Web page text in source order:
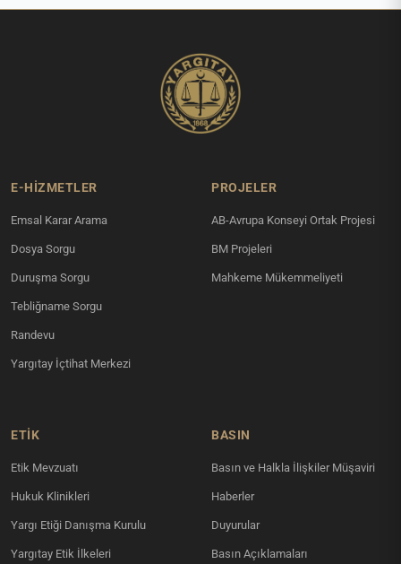
E-HİZMETLER
Emsal Karar Arama
Dosya Sorgu
Duruşma Sorgu
Tebliğname Sorgu
Randevu
Yargıtay İçtihat Merkezi
PROJELER
AB-Avrupa Konseyi Ortak Projesi
BM Projeleri
Mahkeme Mükemmeliyeti
ETİK
Etik Mevzuatı
Hukuk Klinikleri
Yargı Etiği Danışma Kurulu
Yargıtay Etik İlkeleri
BASIN
Basın ve Halkla İlişkiler Müşaviri
Haberler
Duyurular
Basın Açıklamaları